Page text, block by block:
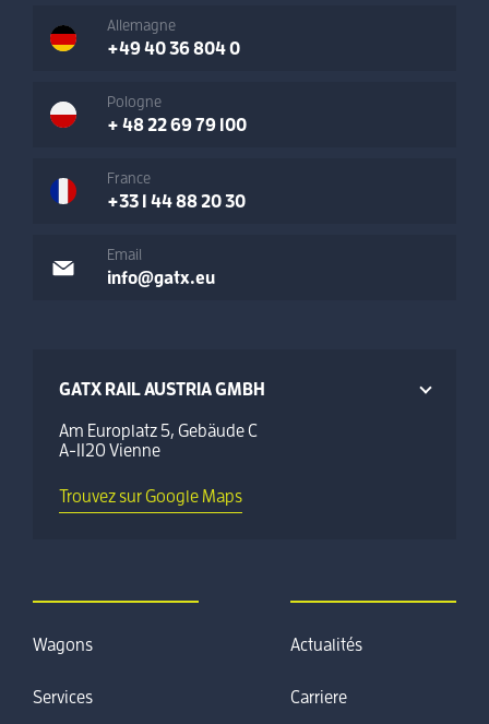
Allemagne
+49 40 36 804 0
Pologne
+ 48 22 69 79 100
France
+33 1 44 88 20 30
Email
info@gatx.eu
GATX RAIL AUSTRIA GMBH
Am Europlatz 5, Gebäude C
A-1120 Vienne
Trouvez sur Google Maps
Wagons
Services
Actualités
Carriere